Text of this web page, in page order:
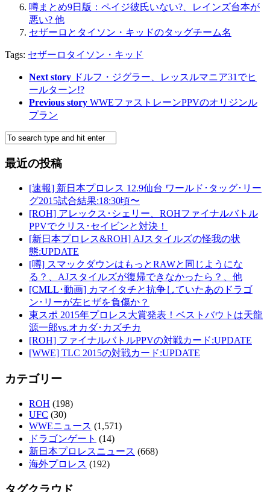
噂まとめ9日版：ペイジ彼氏いない?、レインズ台本が
悪い? 他
セザーロとタイソン・キッドのタッグチーム名
Tags: セザーロ タイソン・キッド
Next story ドルフ・ジグラー、レッスルマニア31でヒ
ールターン!?
Previous story WWEファストレーンPPVのオリジンル
プラン
最近の投稿
[速報] 新日本プロレス 12.9仙台 ワールド･タッグ･リー
グ2015試合結果:18:30頃〜
[ROH] アレックス･シェリー、ROHファイナルバトル
PPVでクリス･セイビンと対決！
[新日本プロレス&ROH] AJスタイルズの怪我の状
態:UPDATE
[噂] スマックダウンはもっとRAWと同じようにな
る？、AJスタイルズが復帰できなかったら？、他
[CMLL･動画] カマイタチと抗争していたあのドラゴ
ン･リーが左ヒザを負傷か？
東スポ 2015年プロレス大賞発表！ベストバウトは天龍
源一郎vs.オカダ･カズチカ
[ROH] ファイナルバトルPPVの対戦カード:UPDATE
[WWE] TLC 2015の対戦カード:UPDATE
カテゴリー
ROH (198)
UFC (30)
WWEニュース (1,571)
ドラゴンゲート (14)
新日本プロレスニュース (668)
海外プロレス (192)